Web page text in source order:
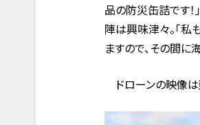
品の防災缶詰です！
陣は興味津々。「私
ますので、その間に
ドローンの映像は